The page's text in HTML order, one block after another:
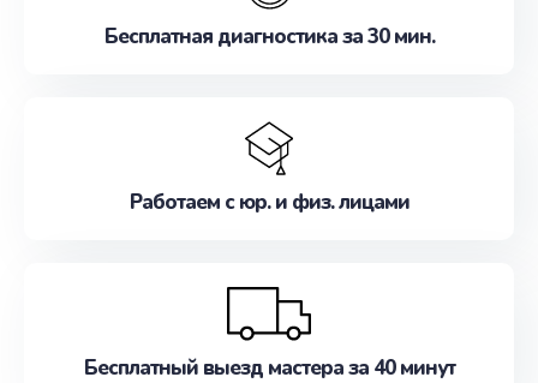
Бесплатная диагностика за 30 мин.
Работаем с юр. и физ. лицами
Бесплатный выезд мастера за 40 минут